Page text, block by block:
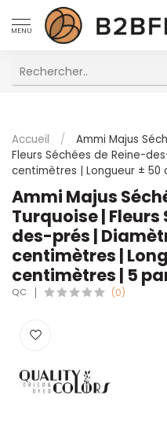
MENU
Accueil /
Ammi Majus
Fleurs Séchées de Reine-
centimètres | Longueur ±
Ammi Majus
Turquoise | Fleurs
des-prés |
centimètres |
centimètres | 5
QC (0)